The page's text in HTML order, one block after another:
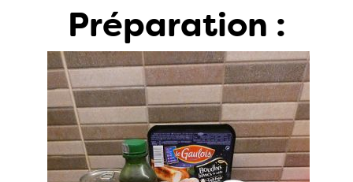
Préparation :